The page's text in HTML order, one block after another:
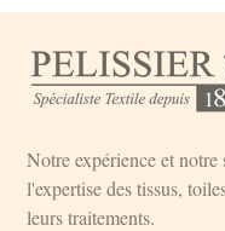
Notre expérience et
l'expertise des tissus,
leurs traitements.